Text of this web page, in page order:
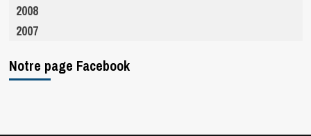
2008
2007
Notre page Facebook